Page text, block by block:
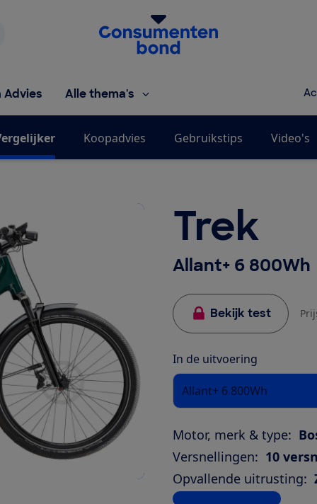
Homepage van de Consumentenbond
Advies Alle thema's
Koopadvies Gebruikstips Video's
Trek
Allant+ 6 800Wh
Bekijk test
In de uitvoering
Allant+ 6 800Wh
Motor, merk & type:
Versnellingen: 10
Opvallende uitrusting:
Bekijk alle specificaties